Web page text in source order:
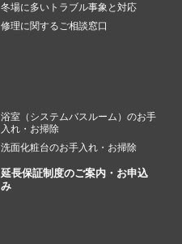
冬場に多いトラブル事象と対応
修理に関するご相談窓口
浴室（システムバスルーム）のお手
入れ・お掃除
洗面化粧台のお手入れ・お掃除
延長保証制度のご案内・お申込
み